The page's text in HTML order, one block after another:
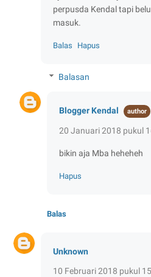
perpusda Kendal tapi
masuk.
Balas Hapus
Balasan
Blogger Kendal
20 Januari 2018 pukul
bikin aja Mba heheheh
Hapus
Balas
Unknown
10 Februari 2018 pukul